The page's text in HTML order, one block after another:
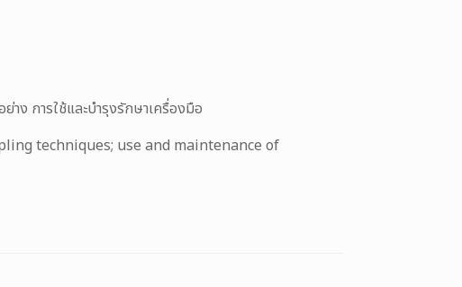
าง การใช้และบำรุงรักษาเครื่องมือ
techniques; use and maintenance of